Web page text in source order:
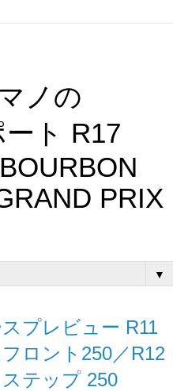
ノの
ト R17
PRIX
▼
プレビュー R11
ロント250／R12
テップ 250